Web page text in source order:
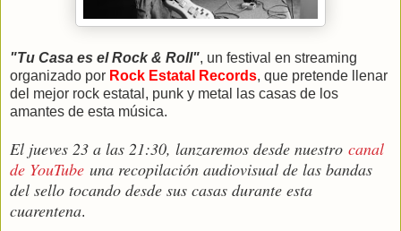
"Tu Casa es el Rock & Roll", un festival en streaming
organizado por Rock Estatal Records, que pretende llenar
del mejor rock estatal, punk y metal las casas de los
amantes de esta música.
El jueves 23 a las 21:30, lanzaremos desde nuestro canal
de YouTube una recopilación audiovisual de las bandas
del sello tocando desde sus casas durante esta
cuarentena.